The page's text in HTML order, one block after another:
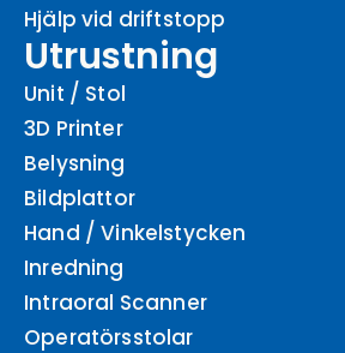
Hjälp vid driftstopp
Utrustning
Unit / Stol
3D Printer
Belysning
Bildplattor
Hand / Vinkelstycken
Inredning
Intraoral Scanner
Operatörsstolar